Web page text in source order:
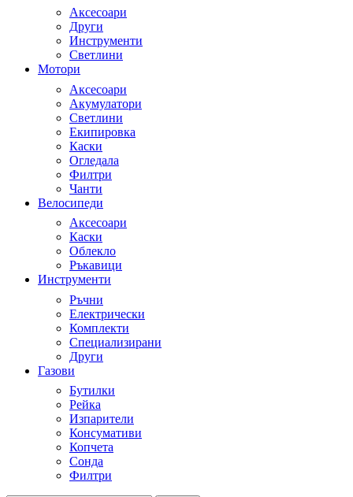
Аксесоари
Други
Инструменти
Светлини
Мотори
Аксесоари
Акумулатори
Светлини
Екипировка
Каски
Огледала
Филтри
Чанти
Велосипеди
Аксесоари
Каски
Облекло
Ръкавици
Инструменти
Ръчни
Електрически
Комплекти
Специализирани
Други
Газови
Бутилки
Рейка
Изпарители
Консумативи
Копчета
Сонда
Филтри